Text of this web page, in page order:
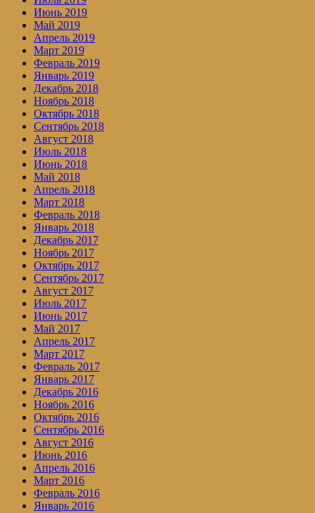
Июнь 2019
Май 2019
Апрель 2019
Март 2019
Февраль 2019
Январь 2019
Декабрь 2018
Ноябрь 2018
Октябрь 2018
Сентябрь 2018
Август 2018
Июль 2018
Июнь 2018
Май 2018
Апрель 2018
Март 2018
Февраль 2018
Январь 2018
Декабрь 2017
Ноябрь 2017
Октябрь 2017
Сентябрь 2017
Август 2017
Июль 2017
Июнь 2017
Май 2017
Апрель 2017
Март 2017
Февраль 2017
Январь 2017
Декабрь 2016
Ноябрь 2016
Октябрь 2016
Сентябрь 2016
Август 2016
Июнь 2016
Апрель 2016
Март 2016
Февраль 2016
Январь 2016